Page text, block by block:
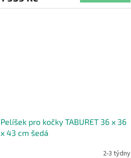
Pelíšek pro kočky TABURET 36 x 36
x 43 cm šedá
2-3 týdny